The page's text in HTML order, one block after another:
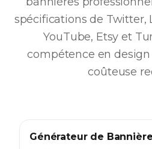
spécifications de Twitter,
YouTube, Etsy et
compétence en
coûteuse
Générateur de